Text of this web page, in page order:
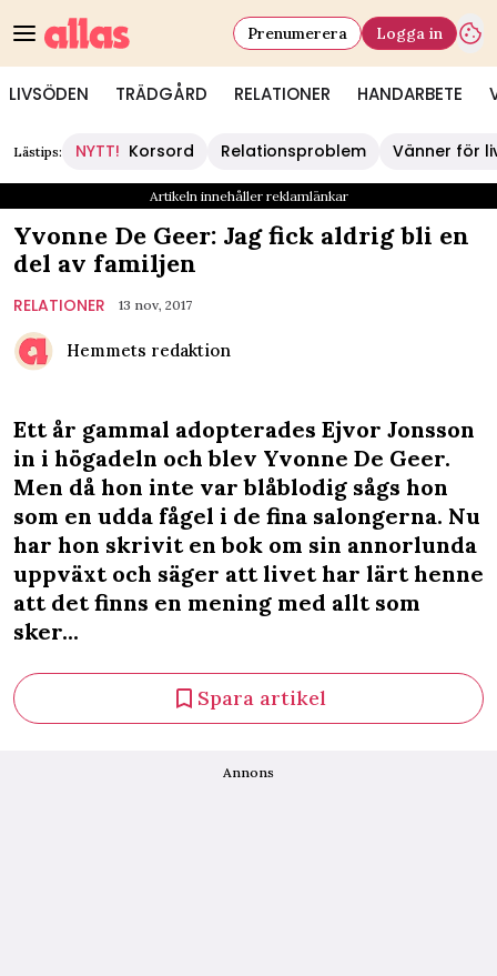
LIVSÖDEN TRÄDGÅRD RELATIONER HANDARBETE
Prenumerera Logga in
Lästips: NYTT! Korsord Relationsproblem Vänner för
Artikeln innehåller reklamlänkar
Yvonne De Geer: Jag fick aldrig bli en
del av familjen
RELATIONER 13 nov, 2017
Hemmets redaktion
Ett år gammal adopterades Ejvor Jonsson
in i högadeln och blev Yvonne De Geer.
Men då hon inte var blåblodig sågs hon
som en udda fågel i de fina salongerna. Nu
har hon skrivit en bok om sin annorlunda
uppväxt och säger att livet har lärt henne
att det finns en mening med allt som
sker...
Spara artikel
Annons